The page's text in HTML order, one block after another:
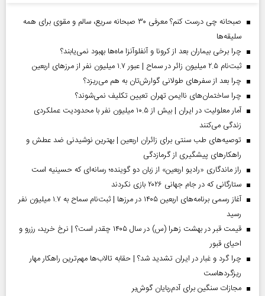
صبحانه چی درست کنم؟ معرفی ۳۰ صبحانه سریع، سالم و مقوی برای همه
سلیقه‌ها
چرا برخی بیماران بعد از کرونا و آنفلوآنزا ماه‌ها بهبود نمی‌یابند؟
ثبت‌نام ۲.۵ میلیون زائر در سماح | عبور ۱.۷ میلیون نفر از مرز‌های اربعین
چرا بعد از سفرهای طولانی گوارش‌تان به هم می‌ریزد؟
چرا ساختمان‌های ناایمن تهران تعیین تکلیف نمی‌شوند؟
آمار معلولیت در ایران | بیش از ۱۰.۵ میلیون نفر با محدودیت عملکردی
زندگی می‌کنند
توصیه‌های طب سنتی برای زائران اربعین | بهترین نوشیدنی ضد عطش و
راهکارهای پیشگیری از گرمازدگی
راز ماندگاری «رادیو اربعین» از زبان دو گوینده؛ رسانه‌ای که حسینیه است
ستارگانی که در جام جهانی ۲۰۲۶ بازی نکردند
آغاز رسمی برنامه‌های اربعین ۱۴۰۵ در مرز‌ها | ثبت‌نام سماح به ۱.۷ میلیون نفر
رسید
قیمت قبر در بهشت زهرا (س) در سال ۱۴۰۵ چقدر است؟ | نرخ خرید، رزرو و
احیای قبور
چرا گرد و غبار در ایران تشدید شد؟ | حقابه تالاب‌ها مهم‌ترین راهکار مهار
ریزگردهاست
مجازات سنگین برای آدم‌ربایان گوش‌بر